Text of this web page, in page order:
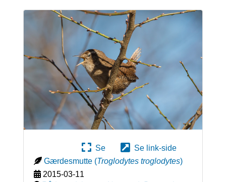
Se
Se link-side
Gærdesmutte (Troglodytes troglodytes)
2015-03-11